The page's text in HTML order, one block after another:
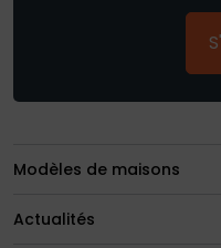
Modèles de maisons
Actualités